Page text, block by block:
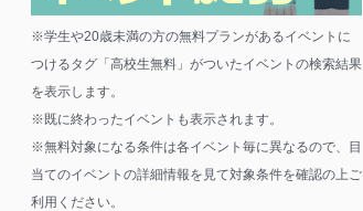
※学生や20歳未満の方の無料プランがあるイベントに
つけるタグ「高校生無料」がついたイベントの検索結果
を表示します。
※既に終わったイベントも表示されます。
※無料対象になる条件は各イベント毎に異なるので、目
当てのイベントの詳細情報を見て対象条件を確認の上ご
利用ください。